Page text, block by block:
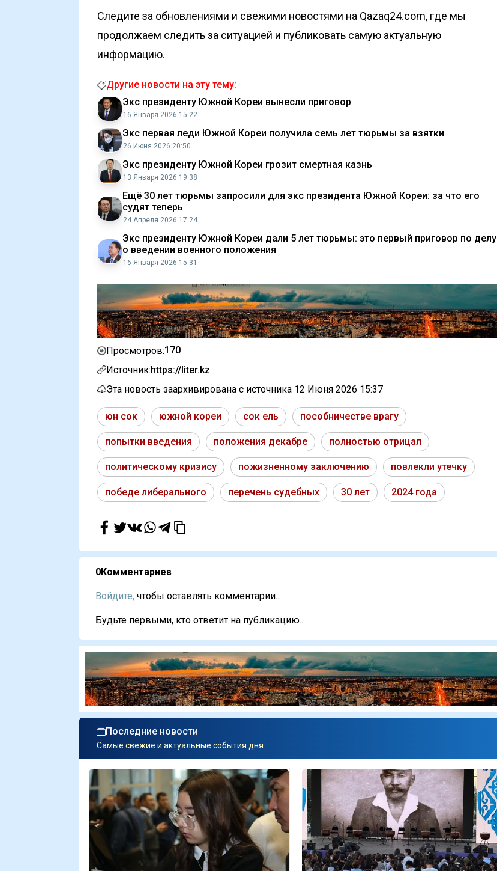
Следите за обновлениями и свежими новостями на Qazaq24.com, где мы
продолжаем следить за ситуацией и публиковать самую актуальную
информацию.
Другие новости на эту тему:
Экс президенту Южной Кореи вынесли приговор
16 Января 2026 15:22
Экс первая леди Южной Кореи получила семь лет тюрьмы за взятки
26 Июня 2026 20:50
Экс президенту Южной Кореи грозит смертная казнь
13 Января 2026 19:38
Ещё 30 лет тюрьмы запросили для экс президента Южной Кореи: за что его
судят теперь
24 Апреля 2026 17:24
Экс президенту Южной Кореи дали 5 лет тюрьмы: это первый приговор по делу
о введении военного положения
16 Января 2026 15:31
Просмотров:170
Источник:https://liter.kz
Эта новость заархивирована с источника 12 Июня 2026 15:37
юн сок южной кореи сок ель пособничестве врагу
попытки введения положения декабре полностью отрицал
политическому кризису пожизненному заключению повлекли утечку
победе либерального перечень судебных 30 лет 2024 года
0Комментариев
Войдите, чтобы оставлять комментарии...
Будьте первыми, кто ответит на публикацию...
Последние новости
Самые свежие и актуальные события дня